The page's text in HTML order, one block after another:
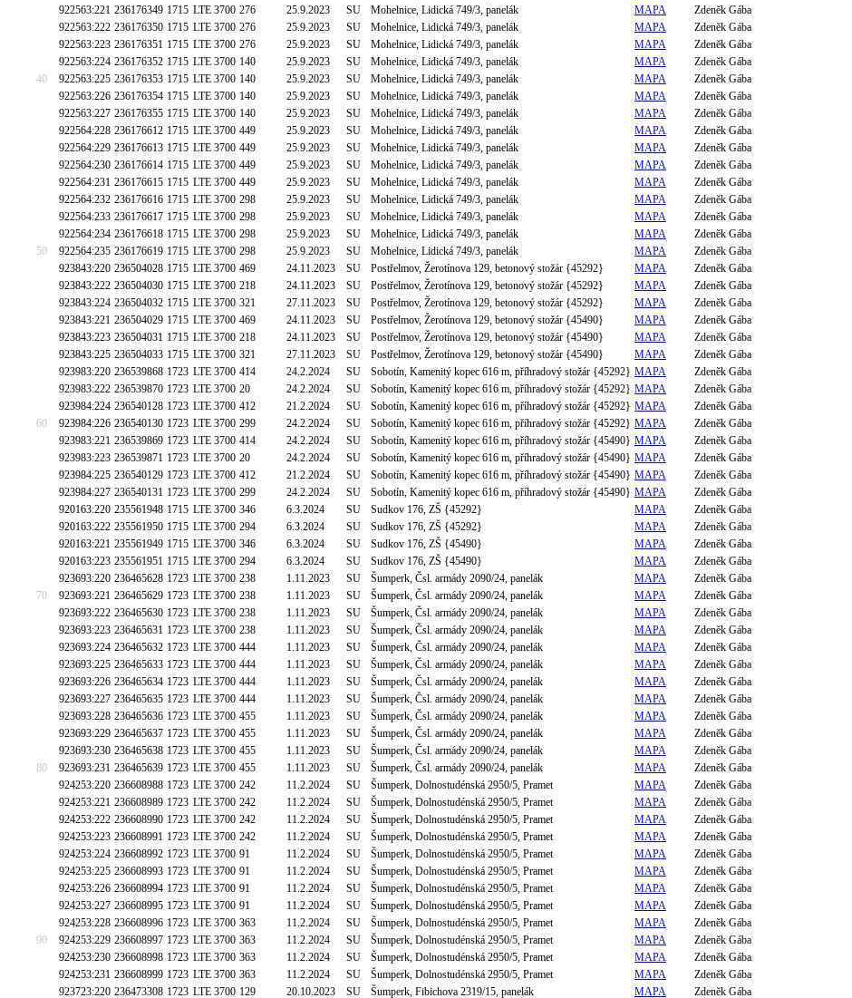
922563:221 236176349 1715 LTE 3700 276 25.9.2023 SU Mohelnice, Lidická 749/3, panelák MAPA
Zdeněk Gába
922563:222 236176350 1715 LTE 3700 276 25.9.2023 SU Mohelnice, Lidická 749/3, panelák MAPA
Zdeněk Gába
922563:223 236176351 1715 LTE 3700 276 25.9.2023 SU Mohelnice, Lidická 749/3, panelák MAPA
Zdeněk Gába
922563:224 236176352 1715 LTE 3700 140 25.9.2023 SU Mohelnice, Lidická 749/3, panelák MAPA
Zdeněk Gába
40
922563:225 236176353 1715 LTE 3700 140 25.9.2023 SU Mohelnice, Lidická 749/3, panelák MAPA
Zdeněk Gába
922563:226 236176354 1715 LTE 3700 140 25.9.2023 SU Mohelnice, Lidická 749/3, panelák MAPA
Zdeněk Gába
922563:227 236176355 1715 LTE 3700 140 25.9.2023 SU Mohelnice, Lidická 749/3, panelák MAPA
Zdeněk Gába
922564:228 236176612 1715 LTE 3700 449 25.9.2023 SU Mohelnice, Lidická 749/3, panelák MAPA
Zdeněk Gába
922564:229 236176613 1715 LTE 3700 449 25.9.2023 SU Mohelnice, Lidická 749/3, panelák MAPA
Zdeněk Gába
922564:230 236176614 1715 LTE 3700 449 25.9.2023 SU Mohelnice, Lidická 749/3, panelák MAPA
Zdeněk Gába
922564:231 236176615 1715 LTE 3700 449 25.9.2023 SU Mohelnice, Lidická 749/3, panelák MAPA
Zdeněk Gába
922564:232 236176616 1715 LTE 3700 298 25.9.2023 SU Mohelnice, Lidická 749/3, panelák MAPA
Zdeněk Gába
922564:233 236176617 1715 LTE 3700 298 25.9.2023 SU Mohelnice, Lidická 749/3, panelák MAPA
Zdeněk Gába
922564:234 236176618 1715 LTE 3700 298 25.9.2023 SU Mohelnice, Lidická 749/3, panelák MAPA
Zdeněk Gába
50
922564:235 236176619 1715 LTE 3700 298 25.9.2023 SU Mohelnice, Lidická 749/3, panelák MAPA
Zdeněk Gába
923843:220 236504028 1715 LTE 3700 469 24.11.2023 SU Postřelmov, Žerotínova 129, betonový stožár {45292} MAPA
Zdeněk Gába
923843:222 236504030 1715 LTE 3700 218 24.11.2023 SU Postřelmov, Žerotínova 129, betonový stožár {45292} MAPA
Zdeněk Gába
923843:224 236504032 1715 LTE 3700 321 27.11.2023 SU Postřelmov, Žerotínova 129, betonový stožár {45292} MAPA
Zdeněk Gába
923843:221 236504029 1715 LTE 3700 469 24.11.2023 SU Postřelmov, Žerotínova 129, betonový stožár {45490} MAPA
Zdeněk Gába
923843:223 236504031 1715 LTE 3700 218 24.11.2023 SU Postřelmov, Žerotínova 129, betonový stožár {45490} MAPA
Zdeněk Gába
923843:225 236504033 1715 LTE 3700 321 27.11.2023 SU Postřelmov, Žerotínova 129, betonový stožár {45490} MAPA
Zdeněk Gába
923983:220 236539868 1723 LTE 3700 414 24.2.2024 SU Sobotín, Kamenitý kopec 616 m, příhradový stožár {45292} MAPA
Zdeněk Gába
923983:222 236539870 1723 LTE 3700 20 24.2.2024 SU Sobotín, Kamenitý kopec 616 m, příhradový stožár {45292} MAPA
Zdeněk Gába
923984:224 236540128 1723 LTE 3700 412 21.2.2024 SU Sobotín, Kamenitý kopec 616 m, příhradový stožár {45292} MAPA
Zdeněk Gába
60
923984:226 236540130 1723 LTE 3700 299 24.2.2024 SU Sobotín, Kamenitý kopec 616 m, příhradový stožár {45292} MAPA
Zdeněk Gába
923983:221 236539869 1723 LTE 3700 414 24.2.2024 SU Sobotín, Kamenitý kopec 616 m, příhradový stožár {45490} MAPA
Zdeněk Gába
923983:223 236539871 1723 LTE 3700 20 24.2.2024 SU Sobotín, Kamenitý kopec 616 m, příhradový stožár {45490} MAPA
Zdeněk Gába
923984:225 236540129 1723 LTE 3700 412 21.2.2024 SU Sobotín, Kamenitý kopec 616 m, příhradový stožár {45490} MAPA
Zdeněk Gába
923984:227 236540131 1723 LTE 3700 299 24.2.2024 SU Sobotín, Kamenitý kopec 616 m, příhradový stožár {45490} MAPA
Zdeněk Gába
920163:220 235561948 1715 LTE 3700 346 6.3.2024 SU Sudkov 176, ZŠ {45292} MAPA
Zdeněk Gába
920163:222 235561950 1715 LTE 3700 294 6.3.2024 SU Sudkov 176, ZŠ {45292} MAPA
Zdeněk Gába
920163:221 235561949 1715 LTE 3700 346 6.3.2024 SU Sudkov 176, ZŠ {45490} MAPA
Zdeněk Gába
920163:223 235561951 1715 LTE 3700 294 6.3.2024 SU Sudkov 176, ZŠ {45490} MAPA
Zdeněk Gába
923693:220 236465628 1723 LTE 3700 238 1.11.2023 SU Šumperk, Čsl. armády 2090/24, panelák MAPA
Zdeněk Gába
70
923693:221 236465629 1723 LTE 3700 238 1.11.2023 SU Šumperk, Čsl. armády 2090/24, panelák MAPA
Zdeněk Gába
923693:222 236465630 1723 LTE 3700 238 1.11.2023 SU Šumperk, Čsl. armády 2090/24, panelák MAPA
Zdeněk Gába
923693:223 236465631 1723 LTE 3700 238 1.11.2023 SU Šumperk, Čsl. armády 2090/24, panelák MAPA
Zdeněk Gába
923693:224 236465632 1723 LTE 3700 444 1.11.2023 SU Šumperk, Čsl. armády 2090/24, panelák MAPA
Zdeněk Gába
923693:225 236465633 1723 LTE 3700 444 1.11.2023 SU Šumperk, Čsl. armády 2090/24, panelák MAPA
Zdeněk Gába
923693:226 236465634 1723 LTE 3700 444 1.11.2023 SU Šumperk, Čsl. armády 2090/24, panelák MAPA
Zdeněk Gába
923693:227 236465635 1723 LTE 3700 444 1.11.2023 SU Šumperk, Čsl. armády 2090/24, panelák MAPA
Zdeněk Gába
923693:228 236465636 1723 LTE 3700 455 1.11.2023 SU Šumperk, Čsl. armády 2090/24, panelák MAPA
Zdeněk Gába
923693:229 236465637 1723 LTE 3700 455 1.11.2023 SU Šumperk, Čsl. armády 2090/24, panelák MAPA
Zdeněk Gába
923693:230 236465638 1723 LTE 3700 455 1.11.2023 SU Šumperk, Čsl. armády 2090/24, panelák MAPA
Zdeněk Gába
80
923693:231 236465639 1723 LTE 3700 455 1.11.2023 SU Šumperk, Čsl. armády 2090/24, panelák MAPA
Zdeněk Gába
924253:220 236608988 1723 LTE 3700 242 11.2.2024 SU Šumperk, Dolnostudénská 2950/5, Pramet MAPA
Zdeněk Gába
924253:221 236608989 1723 LTE 3700 242 11.2.2024 SU Šumperk, Dolnostudénská 2950/5, Pramet MAPA
Zdeněk Gába
924253:222 236608990 1723 LTE 3700 242 11.2.2024 SU Šumperk, Dolnostudénská 2950/5, Pramet MAPA
Zdeněk Gába
924253:223 236608991 1723 LTE 3700 242 11.2.2024 SU Šumperk, Dolnostudénská 2950/5, Pramet MAPA
Zdeněk Gába
924253:224 236608992 1723 LTE 3700 91 11.2.2024 SU Šumperk, Dolnostudénská 2950/5, Pramet MAPA
Zdeněk Gába
924253:225 236608993 1723 LTE 3700 91 11.2.2024 SU Šumperk, Dolnostudénská 2950/5, Pramet MAPA
Zdeněk Gába
924253:226 236608994 1723 LTE 3700 91 11.2.2024 SU Šumperk, Dolnostudénská 2950/5, Pramet MAPA
Zdeněk Gába
924253:227 236608995 1723 LTE 3700 91 11.2.2024 SU Šumperk, Dolnostudénská 2950/5, Pramet MAPA
Zdeněk Gába
924253:228 236608996 1723 LTE 3700 363 11.2.2024 SU Šumperk, Dolnostudénská 2950/5, Pramet MAPA
Zdeněk Gába
90
924253:229 236608997 1723 LTE 3700 363 11.2.2024 SU Šumperk, Dolnostudénská 2950/5, Pramet MAPA
Zdeněk Gába
924253:230 236608998 1723 LTE 3700 363 11.2.2024 SU Šumperk, Dolnostudénská 2950/5, Pramet MAPA
Zdeněk Gába
924253:231 236608999 1723 LTE 3700 363 11.2.2024 SU Šumperk, Dolnostudénská 2950/5, Pramet MAPA
Zdeněk Gába
923723:220 236473308 1723 LTE 3700 129 20.10.2023 SU Šumperk, Fibichova 2319/15, panelák MAPA Zdeněk Gába